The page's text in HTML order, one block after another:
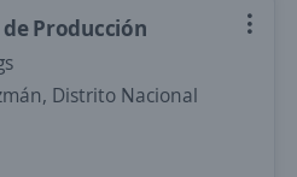
Producción
Distrito Nacional